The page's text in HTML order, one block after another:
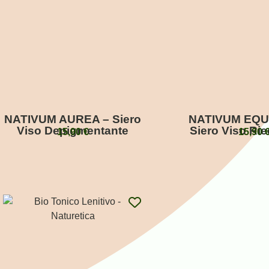
NATIVUM AUREA – Siero
Viso Depigmentante
15,90€
NATIVUM
Siero Viso15,90